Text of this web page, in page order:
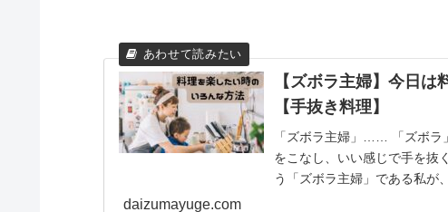
【ズボラ主婦】今日
【手抜き料理】
「ズボラ主婦」…… 「ズボラ
をこなし、いい感じで手を抜
う「ズボラ主婦」である私が
daizumayuge.com